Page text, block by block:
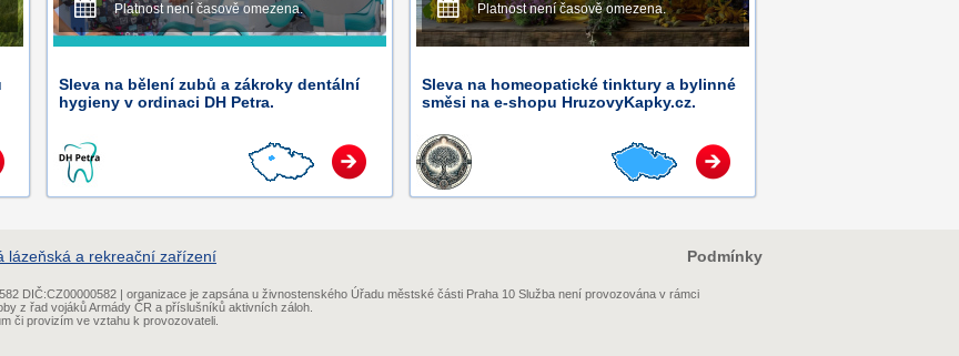
Platnost není časově omezena.
Sleva na bělení zubů a zákroky dentální
hygieny v ordinaci DH Petra.
Platnost není časově omezena.
Sleva na homeopatické tinktury a bylinné
směsi na e-shopu HruzovyKapky.cz.
lázeňská a rekreační zařízení Podmínky
DIČ:CZ00000582 | organizace je zapsána u živnostenského Úřadu městské části Praha 10 Služba není provozována v rámci
z řad vojáků Armády ČR a příslušníků aktivních záloh.
či provizím ve vztahu k provozovateli.